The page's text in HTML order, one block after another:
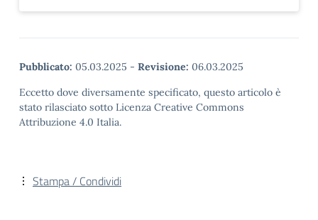
Pubblicato: 05.03.2025 - Revisione: 06.03.2025
Eccetto dove diversamente specificato, questo articolo è
stato rilasciato sotto Licenza Creative Commons
Attribuzione 4.0 Italia.
Stampa / Condividi